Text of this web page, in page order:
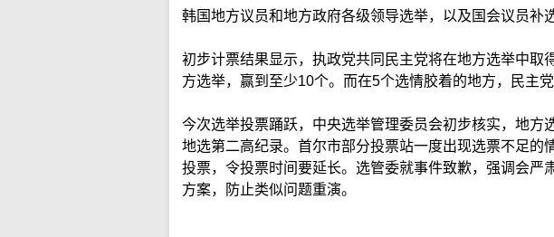
韩国地方议员和地方政府各级领导选举，以及国会议员补
初步计票结果显示，执政党共同民主党将在地方选举中取
方选举，赢到至少10个。而在5个选情胶着的地方，民主党
今次选举投票踊跃，中央选举管理委员会初步核实，地方
地选第二高纪录。首尔市部分投票站一度出现选票不足的
投票，令投票时间要延长。选管委就事件致歉，强调会严
方案，防止类似问题重演。